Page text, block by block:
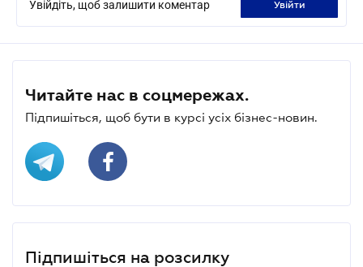
Увійдіть, щоб залишити коментар увійти
Читайте нас в соцмережах.
Підпишіться, щоб бути в курсі усіх бізнес-новин.
Підпишіться на розсилку